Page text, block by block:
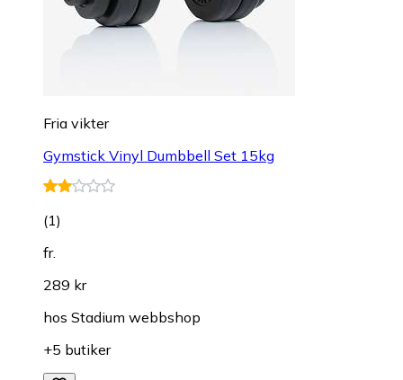
Fria vikter
Gymstick Vinyl Dumbbell Set 15kg
(1)
fr.
289 kr
hos Stadium webbshop
+5 butiker